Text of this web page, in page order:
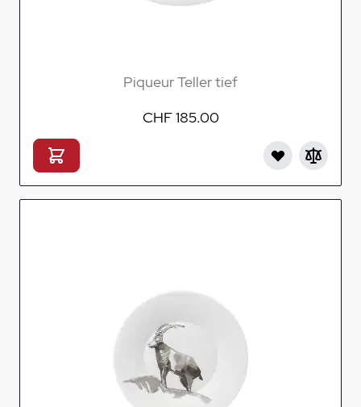
Piqueur Teller tief
CHF 185.00